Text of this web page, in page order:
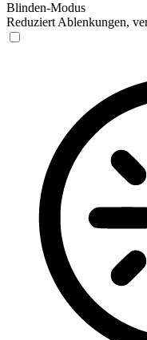
Blinden-Modus
Reduziert Ablenkungen,